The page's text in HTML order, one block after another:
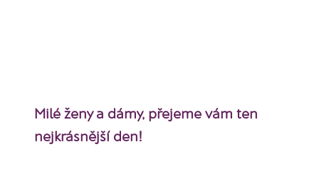
Milé ženy a dámy, přejeme vám ten
nejkrásnější den!